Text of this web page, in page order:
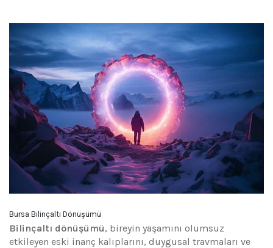
Bursa Bilinçaltı Dönüşümü
Bilinçaltı dönüşümü, bireyin yaşamını olumsuz
etkileyen eski inanç kalıplarını, duygusal travmaları ve